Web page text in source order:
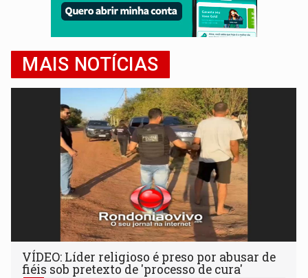
MAIS NOTÍCIAS
VÍDEO: Líder religioso é preso por abusar de
fiéis sob pretexto de 'processo de cura'